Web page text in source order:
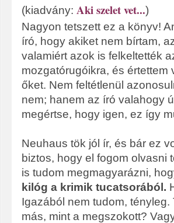
(kiadvány: Aki szelet vet...)
Nagyon tetszett ez a könyv!
író, hogy akiket nem bírtam,
valamiért azok is felkeltették
mozgatórugóikra, és értettem
őket. Nem feltétlenül
nem; hanem az író valahogy
megértse, hogy igen, ez így
Neuhaus tök jól ír, és bár ez
biztos, hogy el fogom olvasni
is tudom megmagyarázni,
kilóg a krimik tucatsorából.
Igazából nem tudom,
más, mint a megszokott?